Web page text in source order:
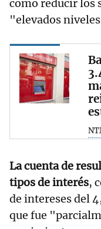
como reducir los
"elevados
La cuenta de
tipos de interés,
de intereses del
que fue